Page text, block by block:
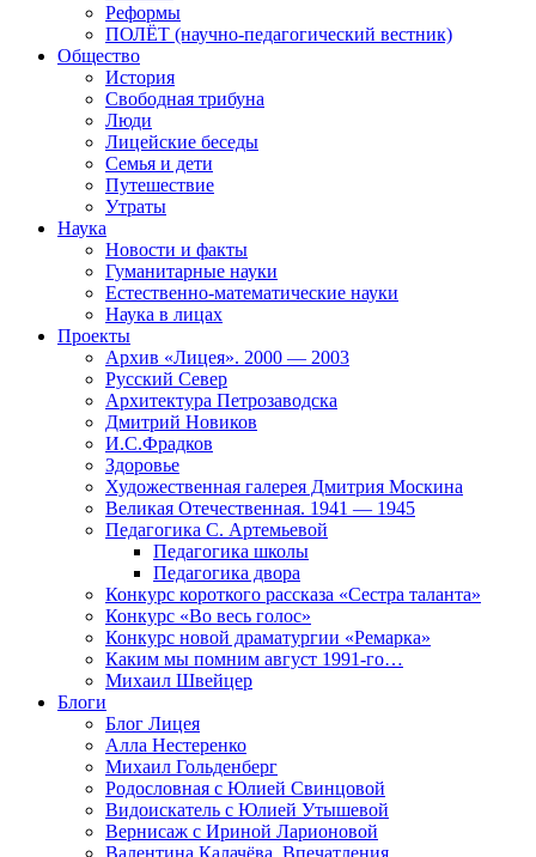
Реформы
ПОЛЁТ (научно-педагогический вестник)
Общество
История
Свободная трибуна
Люди
Лицейские беседы
Семья и дети
Путешествие
Утраты
Наука
Новости и факты
Гуманитарные науки
Естественно-математические науки
Наука в лицах
Проекты
Архив «Лицея». 2000 — 2003
Русский Север
Архитектура Петрозаводска
Дмитрий Новиков
И.С.Фрадков
Здоровье
Художественная галерея Дмитрия Москина
Великая Отечественная. 1941 — 1945
Педагогика С. Артемьевой
Педагогика школы
Педагогика двора
Конкурс короткого рассказа «Сестра таланта»
Конкурс «Во весь голос»
Конкурс новой драматургии «Ремарка»
Каким мы помним август 1991-го…
Михаил Швейцер
Блоги
Блог Лицея
Алла Нестеренко
Михаил Гольденберг
Родословная с Юлией Свинцовой
Видоискатель с Юлией Утышевой
Вернисаж с Ириной Ларионовой